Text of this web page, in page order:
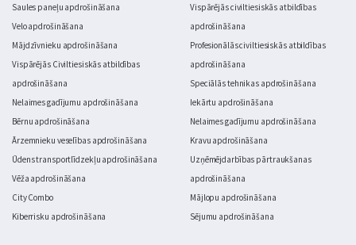
Saules paneļu apdrošināšana
Velo apdrošināšana
Mājdzīvnieku apdrošināšana
Vispārējās Civiltiesiskās atbildības
apdrošināšana
Nelaimes gadījumu apdrošināšana
Bērnu apdrošināšana
Ārzemnieku veselības apdrošināšana
Ūdens transportlīdzekļu apdrošināšana
Vēža apdrošināšana
City Combo
Kiberrisku apdrošināšana
Vispārējās civiltiesiskās atbildības
apdrošināšana
Profesionālās civiltiesiskās atbildības
apdrošināšana
Speciālās tehnikas apdrošināšana
Iekārtu apdrošināšana
Nelaimes gadījumu apdrošināšana
Kravu apdrošināšana
Uzņēmējdarbības pārtraukšanas
apdrošināšana
Mājlopu apdrošināšana
Sējumu apdrošināšana